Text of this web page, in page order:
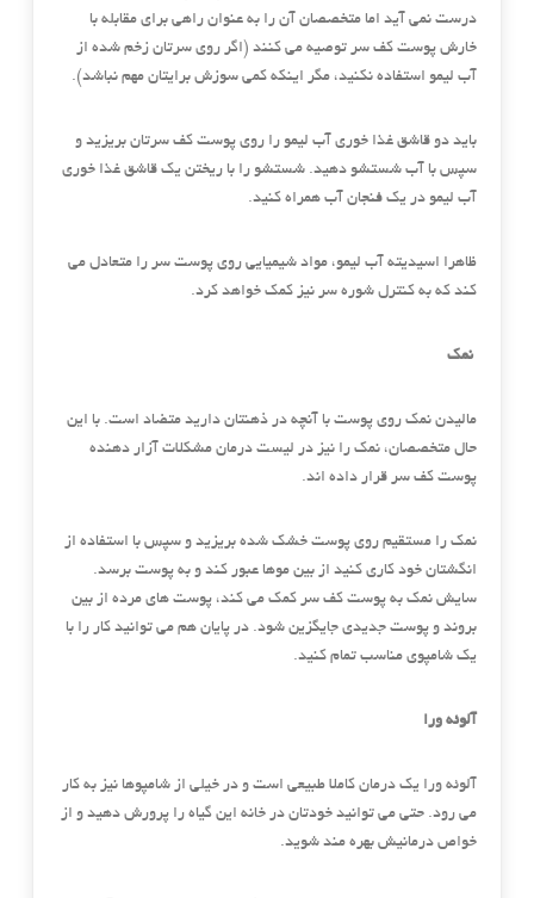
درست نمی آید اما متخصصان آن را به عنوان راهی برای مقابله با
خارش پوست کف سر توصیه می کنند (اگر روی سرتان زخم شده از
آب لیمو استفاده نکنید، مگر اینکه کمی سوزش برایتان مهم نباشد).
باید دو قاشق غذا خوری آب لیمو را روی پوست کف سرتان بریزید و
سپس با آب شستشو دهید. شستشو را با ریختن یک قاشق غذا خوری
آب لیمو در یک فنجان آب همراه کنید.
ظاهرا اسیدیته آب لیمو، مواد شیمیایی روی پوست سر را متعادل می
کند که به کنترل شوره سر نیز کمک خواهد کرد.
نمک
مالیدن نمک روی پوست با آنچه در ذهنتان دارید متضاد است. با این
حال متخصصان، نمک را نیز در لیست درمان مشکلات آزار دهنده
پوست کف سر قرار داده اند.
نمک را مستقیم روی پوست خشک شده بریزید و سپس با استفاده از
انگشتان خود کاری کنید از بین موها عبور کند و به پوست برسد.
سایش نمک به پوست کف سر کمک می کند، پوست های مرده از بین
بروند و پوست جدیدی جایگزین شود. در پایان هم می توانید کار را با
یک شامپوی مناسب تمام کنید.
آلوئه ورا
آلوئه ورا یک درمان کاملا طبیعی است و در خیلی از شامپوها نیز به کار
می رود. حتی می توانید خودتان در خانه این گیاه را پرورش دهید و از
خواص درمانیش بهره مند شوید.